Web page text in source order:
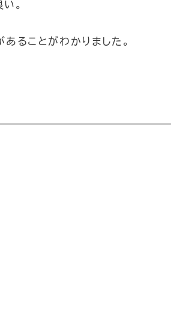
。
ることがわかりました。